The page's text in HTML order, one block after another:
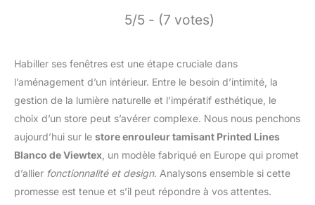
5/5 - (7 votes)
Habiller ses fenêtres est une étape cruciale dans
l’aménagement d’un intérieur. Entre le besoin d’intimité, la
gestion de la lumière naturelle et l’impératif esthétique, le
choix d’un store peut s’avérer complexe. Nous nous penchons
aujourd’hui sur le store enrouleur tamisant Printed Lines
Blanco de Viewtex , un modèle fabriqué en Europe qui promet
d’allier fonctionnalité et design. Analysons ensemble si cette
promesse est tenue et s’il peut répondre à vos attentes.